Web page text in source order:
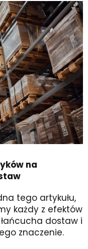
na
tego artykułu,
każdy z efektów
dostaw i
znaczenie.